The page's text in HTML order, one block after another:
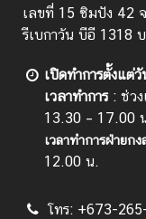
เลขที่ 15 ซิมปัง 42
รีเบกาวัน บีอี 1318
เปิดทำการตั้งแต่
เวลาทำการ: ช่วง
13.30 – 17.00
เวลาทำการฝ่ายกง
12.00 น.
โทร: +673-